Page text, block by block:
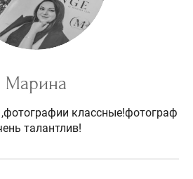
Марина
классные!фотограф
талантлив!